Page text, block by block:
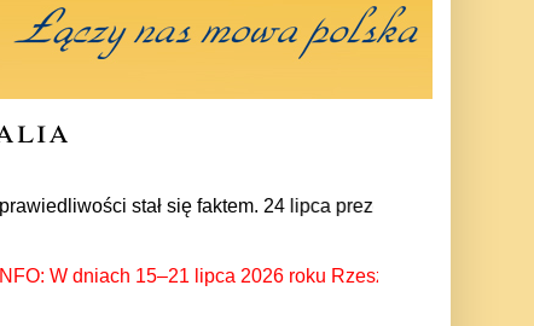
stał się faktem. 24 lipca prezes partii Jarosław
W dniach 15–21 lipca 2026 roku Rzeszów ponownie